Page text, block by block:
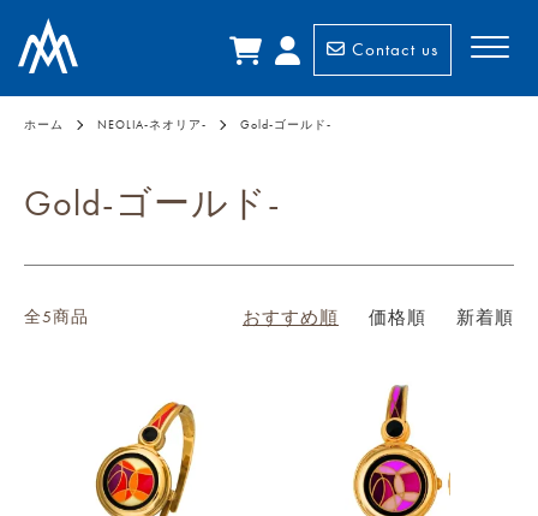
Contact us
ホーム NEOLIA-ネオリア- Gold-ゴールド-
Gold-ゴールド-
全5商品 おすすめ順 価格順 新着順